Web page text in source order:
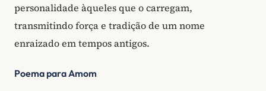
personalidade àqueles que o carregam,
transmitindo força e tradição de um nome
enraizado em tempos antigos.
Poema para Amom